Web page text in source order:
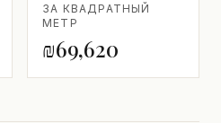
ЗА КВАДРАТНЫЙ
МЕТР
₪69,620